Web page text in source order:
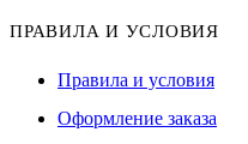
ПРАВИЛА И УСЛОВИЯ
Правила и условия
Оформление заказа